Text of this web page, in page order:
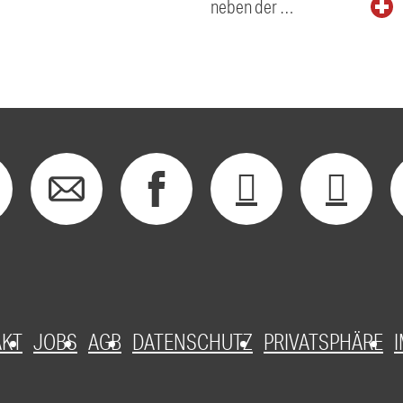
neben der …
JOBS AGB DATENSCHUTZ PRIVATSPHÄRE